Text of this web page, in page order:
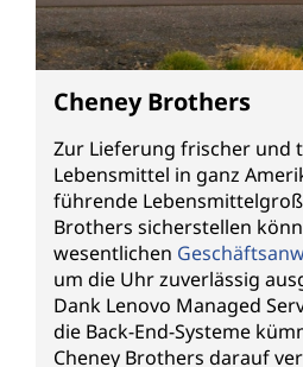
Cheney Brothers
Zur Lieferung frischer und
Lebensmittel in ganz
führende
Brothers sicherstellen
wesentlichen
um die Uhr zuverlässig
Dank Lenovo Managed
die Back-End-Systeme
Cheney Brothers darauf